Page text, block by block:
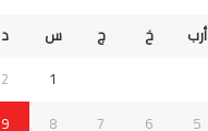
أرب خ ج س
د
1
2
5
6
7
8
9